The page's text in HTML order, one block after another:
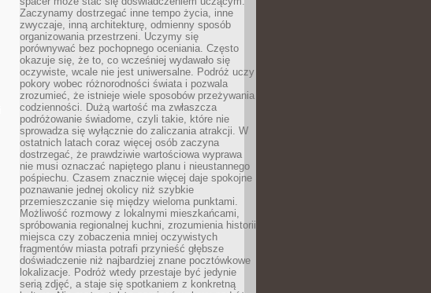
Zaczynamy dostrzegać inne tempo życia, inne
zwyczaje, inną architekturę, odmienny sposób
organizowania przestrzeni. Uczymy się
porównywać bez pochopnego oceniania. Często
okazuje się, że to, co wcześniej wydawało się
oczywiste, wcale nie jest uniwersalne. Podróż uczy
pokory wobec różnorodności świata i pozwala
zrozumieć, że istnieje wiele sposobów przeżywania
codzienności. Dużą wartość ma zwłaszcza
podróżowanie świadome, czyli takie, które nie
sprowadza się wyłącznie do zaliczania atrakcji. W
ostatnich latach coraz więcej osób zaczyna
dostrzegać, że prawdziwie wartościowa wyprawa
nie musi oznaczać napiętego planu i nieustannego
pośpiechu. Czasem znacznie więcej daje spokojne
poznawanie jednej okolicy niż szybkie
przemieszczanie się między wieloma punktami.
Możliwość rozmowy z lokalnymi mieszkańcami,
spróbowania regionalnej kuchni, zrozumienia historii
miejsca czy zobaczenia mniej oczywistych
fragmentów miasta potrafi przynieść głębsze
doświadczenie niż najbardziej znane pocztówkowe
lokalizacje. Podróż wtedy przestaje być jedynie
serią zdjęć, a staje się spotkaniem z konkretną